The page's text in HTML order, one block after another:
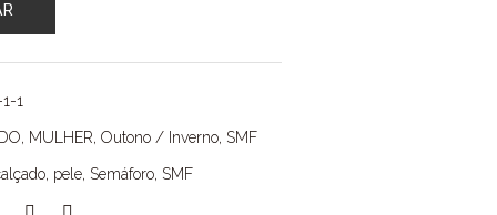
1
, MULHER, Outono / Inverno, SMF
, pele, Semáforo, SMF